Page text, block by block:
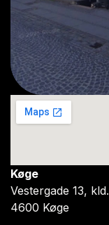
Køge
Vestergade 13, kld.
4600 Køge